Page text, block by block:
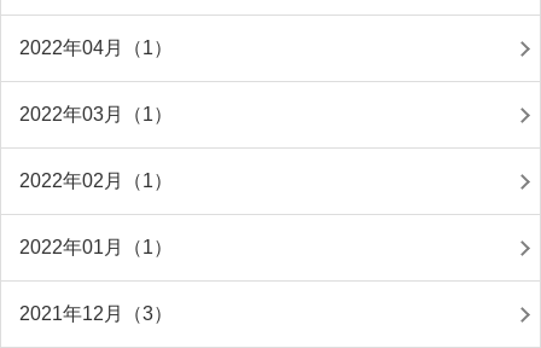
2022年04月（1）
2022年03月（1）
2022年02月（1）
2022年01月（1）
2021年12月（3）